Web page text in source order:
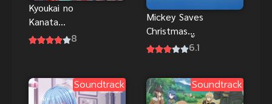
Kyoukai no
Kanata
(2013) อีก8
Mickey Saves
Christmas
(2022) มิกกี้
ไทยฟรี
6.1
Soundtrack Soundtrack